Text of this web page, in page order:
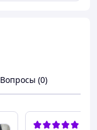
Вопросы (0)